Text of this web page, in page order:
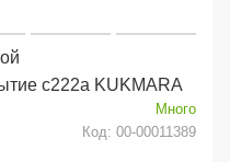
с222а KUKMARA
Много
Код: 00-00011389